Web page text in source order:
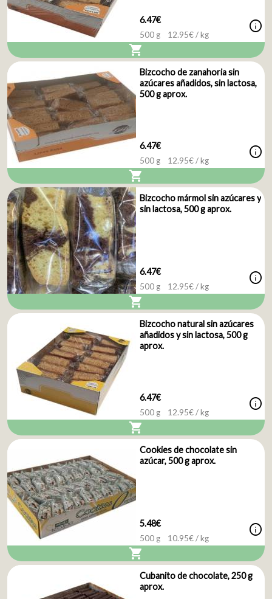
6.47€
500 g 12.95€ / kg info
shopping_cart
Bizcocho de zanahoria sin
azúcares añadidos, sin lactosa,
500 g aprox.
6.47€
500 g 12.95€ / kg info
shopping_cart
Bizcocho mármol sin azúcares y
sin lactosa, 500 g aprox.
6.47€
500 g 12.95€ / kg info
shopping_cart
Bizcocho natural sin azúcares
añadidos y sin lactosa, 500 g
aprox.
6.47€
500 g 12.95€ / kg info
shopping_cart
Cookies de chocolate sin
azúcar, 500 g aprox.
5.48€
500 g 10.95€ / kg info
shopping_cart
Cubanito de chocolate, 250 g
aprox.